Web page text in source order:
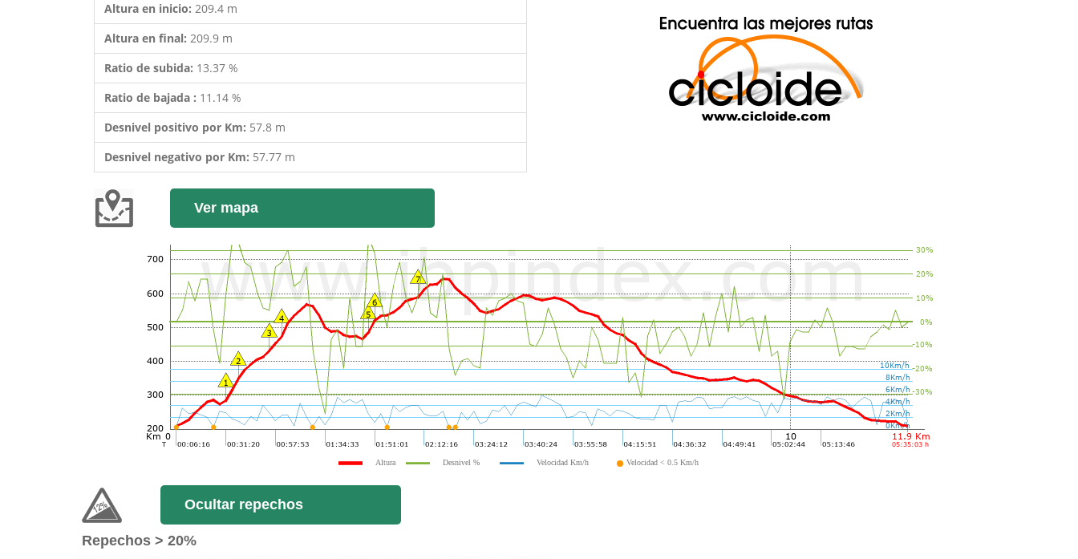
Altura en inicio: 209.4 m
Altura en final: 209.9 m
Ratio de subida: 13.37 %
Ratio de bajada : 11.14 %
Desnivel positivo por Km: 57.8 m
Desnivel negativo por Km: 57.77 m
Ver mapa
Altura Desnivel % Velocidad Km/h Velocidad < 0.5 Km/h
Ocultar repechos
Repechos > 20%